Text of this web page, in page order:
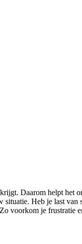
Daarom helpt
Heb je last
voorkom je